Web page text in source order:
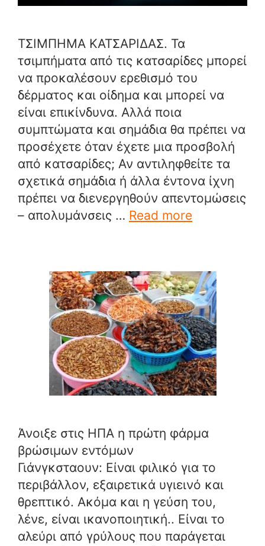
ΤΣΙΜΠΗΜΑ ΚΑΤΣΑΡΙΔΑΣ. Τα
τσιμπήματα από τις κατσαρίδες μπορεί
να προκαλέσουν ερεθισμό του
δέρματος και οίδημα και μπορεί να
είναι επικίνδυνα. Αλλά ποια
συμπτώματα και σημάδια θα πρέπει να
προσέχετε όταν έχετε μια προσβολή
από κατσαρίδες; Αν αντιληφθείτε τα
σχετικά σημάδια ή άλλα έντονα ίχνη
πρέπει να διενεργηθούν απεντομώσεις
– απολυμάνσεις … Read more
Άνοιξε στις ΗΠΑ η πρώτη φάρμα
βρώσιμων εντόμων
Γιάνγκσταουν: Είναι φιλικό για το
περιβάλλον, εξαιρετικά υγιεινό και
θρεπτικό. Ακόμα και η γεύση του,
λένε, είναι ικανοποιητική.. Είναι το
αλεύρι από γρύλους που παράγεται